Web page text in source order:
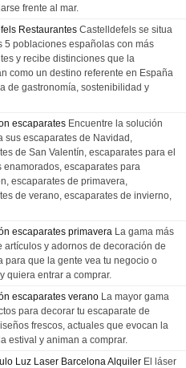
frente al mar.
Restaurantes Castelldefels se situa
5 poblaciones españolas con más
y recibe distinciones que la
como un destino referente en España
de gastronomía, sostenibilidad y
escaparates Encuentre la solución
sus escaparates de Navidad,
de San Valentín, escaparates para el
enamorados, escaparates para
escaparates de primavera,
de verano, escaparates de invierno,
escaparates primavera La gama más
artículos y adornos de decoración de
para que la gente vea tu negocio o
quiera entrar a comprar.
escaparates verano La mayor gama
para decorar tu escaparate de
frescos, actuales que evocan la
estival y animan a comprar.
Luz Laser Barcelona Alquiler El láser